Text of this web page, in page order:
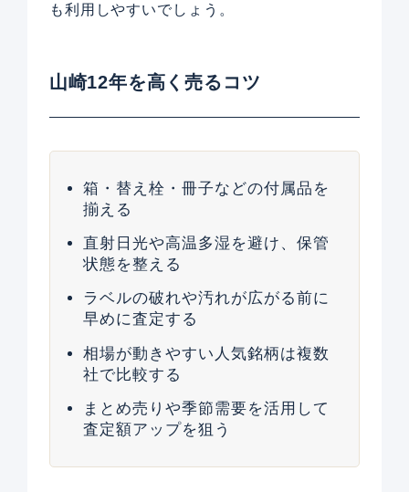
も利用しやすいでしょう。
山崎12年を高く売るコツ
箱・替え栓・冊子などの付属品を
揃える
直射日光や高温多湿を避け、保管
状態を整える
ラベルの破れや汚れが広がる前に
早めに査定する
相場が動きやすい人気銘柄は複数
社で比較する
まとめ売りや季節需要を活用して
査定額アップを狙う